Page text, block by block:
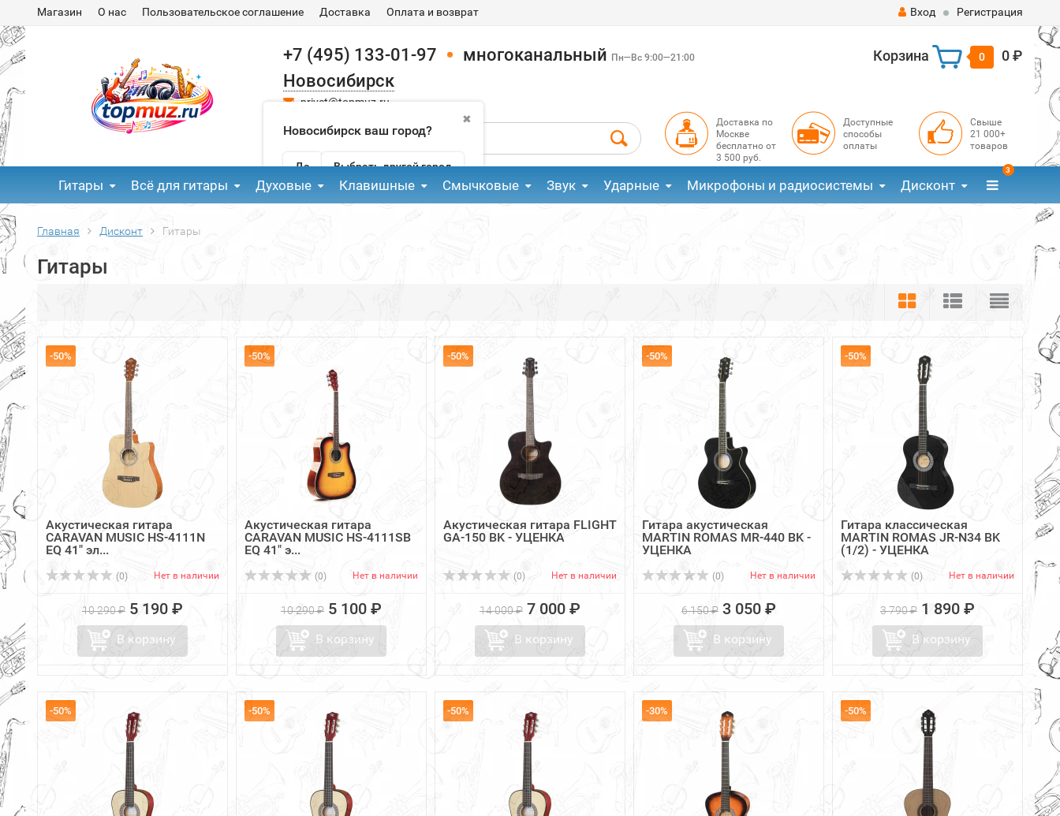
Магазин О нас Пользовательское соглашение Доставка Оплата и возврат Вход Регистрация
+7 (495) 133-01-97 многоканальный Пн—Вс 9:00—21:00
Новосибирск
✖
Новосибирск ваш город?
Да Выбрать другой город
privet@topmuz.ru
Корзина 0 0 ₽
Доставка по
Москве
бесплатно от
3 500 руб.
Доступные
способы
оплаты
Свыше
21 000+
товаров
Гитары Всё для гитары Духовые Клавишные Смычковые Звук Ударные Микрофоны и радиосистемы Дисконт
3
Главная Дисконт Гитары
Гитары
-50%
Акустическая гитара
CARAVAN MUSIC HS-4111N
EQ 41" эл...
(0) Нет в наличии
10 290 ₽ 5 190 ₽
В корзину
-50%
Акустическая гитара
CARAVAN MUSIC HS-4111SB
EQ 41" э...
(0) Нет в наличии
10 290 ₽ 5 100 ₽
В корзину
-50%
Акустическая гитара FLIGHT
GA-150 BK - УЦЕНКА
(0) Нет в наличии
14 000 ₽ 7 000 ₽
В корзину
-50%
Гитара акустическая
MARTIN ROMAS MR-440 BK -
УЦЕНКА
(0) Нет в наличии
6 150 ₽ 3 050 ₽
В корзину
-50%
Гитара классическая
MARTIN ROMAS JR-N34 BK
(1/2) - УЦЕНКА
(0) Нет в наличии
3 790 ₽ 1 890 ₽
В корзину
-50% -50% -50% -30% -50%